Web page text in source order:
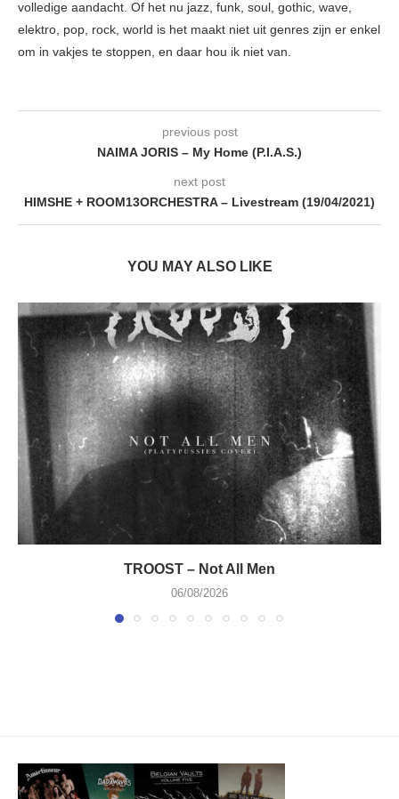
volledige aandacht. Of het nu jazz, funk, soul, gothic, wave,
elektro, pop, rock, world is het maakt niet uit genres zijn er enkel
om in vakjes te stoppen, en daar hou ik niet van.
previous post
NAIMA JORIS – My Home (P.I.A.S.)
next post
HIMSHE + ROOM13ORCHESTRA – Livestream (19/04/2021)
YOU MAY ALSO LIKE
TROOST – Not All Men
06/08/2026